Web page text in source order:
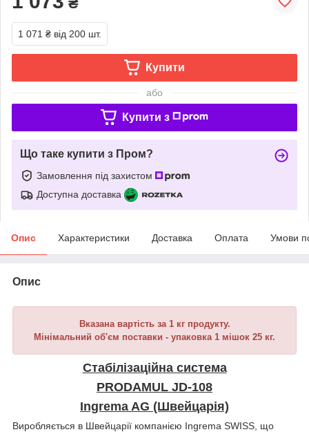
1 071 ₴ від 200 шт.
Купити
або
Купити з
Що таке купити з Пром?
Замовлення під захистом
Доступна доставка
Опис Характеристики Доставка Оплата Умови
Опис
Вказана вартість за 1 кг продукту.
Мінімальний об'єм поставки - упаковка 1 мішок 25 кг.
Стабілізаційна система
PRODAMUL JD-108
Ingrema AG (Швейцарія)
Виробляється в Швейцарії компанією Ingrema SWISS, що